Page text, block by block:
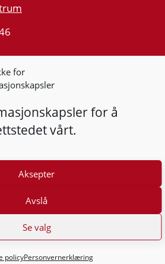
for
for å
vårt.
Aksepter
Avslå
Se valg
policyPersonvernerklæring